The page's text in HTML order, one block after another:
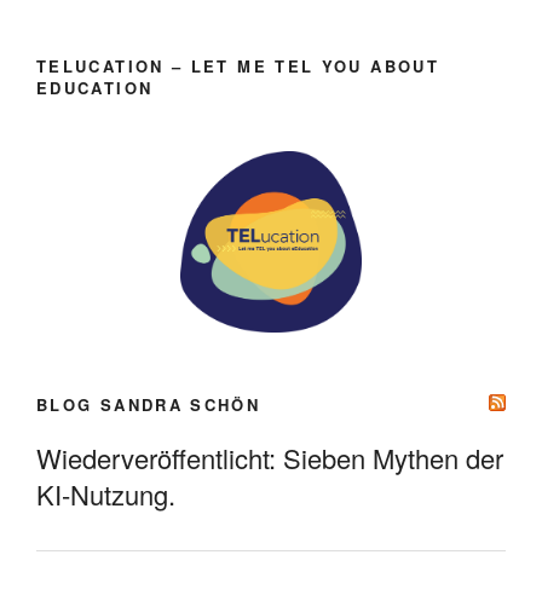
TELUCATION – LET ME TEL YOU ABOUT
EDUCATION
BLOG SANDRA SCHÖN
Wiederveröffentlicht: Sieben Mythen der
KI-Nutzung.